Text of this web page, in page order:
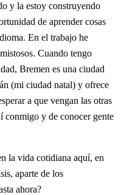
y la estoy construyendo
de aprender cosas
En el trabajo he
Cuando tengo
Bremen es una ciudad
(mi ciudad natal) y ofrece
a que vengan las otras
conmigo y de conocer gente
la vida cotidiana aquí, en
aparte de los
ahora?